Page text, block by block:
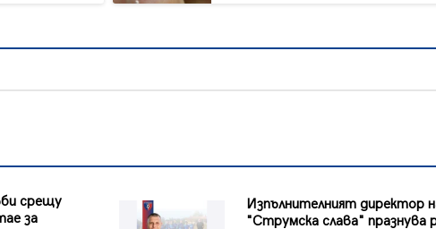
срещу
за
Изпълнителният директор
"Струмска слава" празнува